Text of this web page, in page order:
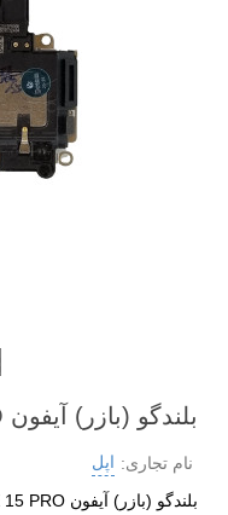
بلندگو (بازر) آیفون IPHONE 15 PRO
نام تجاری: اپل
بلندگو (بازر) آیفون IPHONE 15 PRO